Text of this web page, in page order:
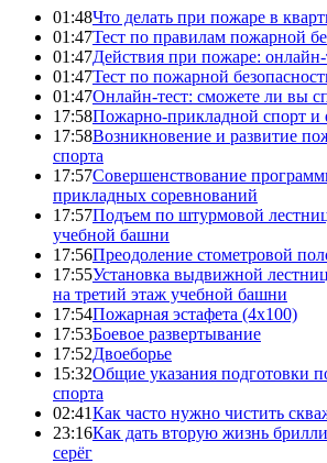
01:48Что делать при пожаре в
01:47Тест по правилам пожарной
01:47Действия при пожаре: онлайн-
01:47Тест по пожарной
01:47Онлайн-тест: сможете ли вы
17:58Пожарно-прикладной спорт и
17:58Возникновение и развитие
спорта
17:57Совершенствование
прикладных соревнований
17:57Подъем по штурмовой
учебной башни
17:56Преодоление стометровой
17:55Установка выдвижной
на третий этаж учебной башни
17:54Пожарная эстафета (4x100)
17:53Боевое развертывание
17:52Двоеборье
15:32Общие указания подготовки
спорта
02:41Как часто нужно чистить
23:16Как дать вторую жизнь
серёг